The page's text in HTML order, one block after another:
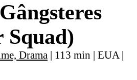
Squad)
Drama | 113 min | EUA |